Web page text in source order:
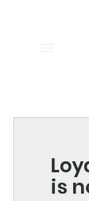
is